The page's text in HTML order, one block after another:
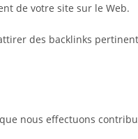
de votre site sur le Web.
des backlinks
nous effectuons